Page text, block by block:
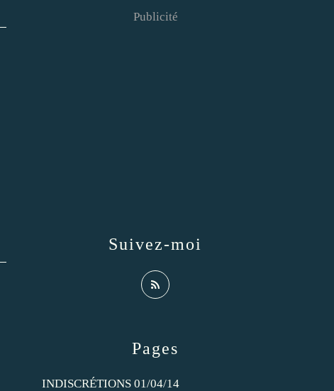
Pages
INDISCRÉTIONS 01/04/14
Suivez-moi
Publicité